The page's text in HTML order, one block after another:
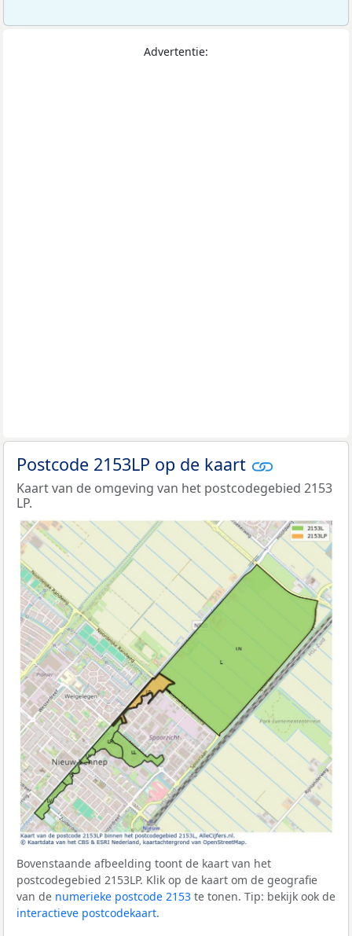
Advertentie:
Postcode 2153LP op de kaart
Kaart van de omgeving van het postcodegebied 2153
LP.
Bovenstaande afbeelding toont de kaart van het
postcodegebied 2153LP. Klik op de kaart om de geografie
van de numerieke postcode 2153 te tonen. Tip: bekijk ook de
interactieve postcodekaart.